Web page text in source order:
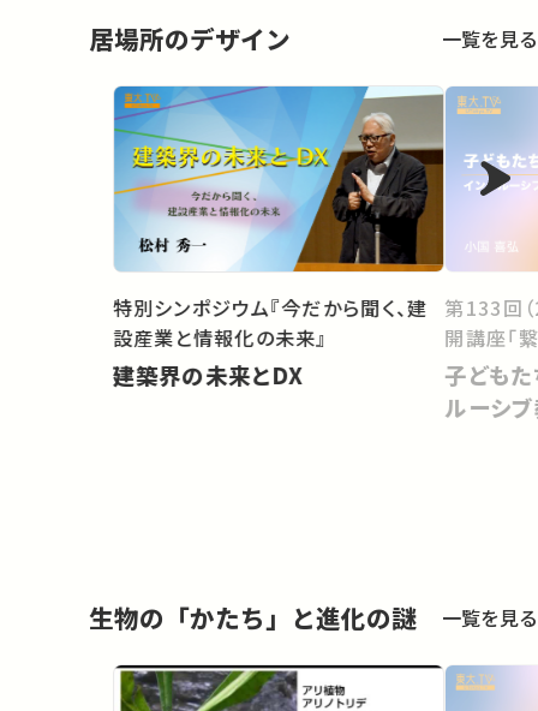
居場所のデザイン 一覧を見る
特別シンポジウム『今だから聞く、建
設産業と情報化の未来』
建築界の未来とDX
第133回
開講座「
子ども
ルーシ
生物の「かたち」と進化の謎 一覧を見る